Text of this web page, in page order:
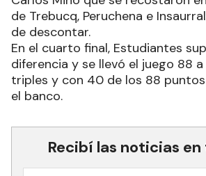
de Trebucq, Peruchena e
de descontar.
En el cuarto final, Estudiantes
diferencia y se llevó el juego 88 a
triples y con 40 de los 88
el banco.
Recibí las noticias